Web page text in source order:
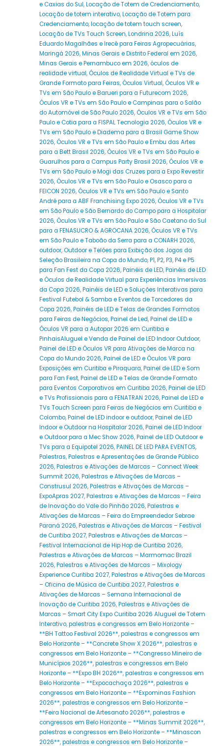
e Caxias do Sul,Locação de Totem de Credenciamento,
Locação de totem interativo,Locação de Totem para
Credenciamento,locação de totem touch screen,
Locação de TVs Touch Screen,Londrina 2026,Luís
Eduardo Magalhães e Irecê para Feiras Agropecuárias,
Maringá 2026,Minas Gerais e Distrito Federal em 2026,
Minas Gerais e Pernambuco em 2026,óculos de
realidade virtual,Óculos de Realidade Virtual e TVs de
Grande Formato para Feiras,Óculos Virtual,Óculos VR e
TVs em São Paulo e Barueri para a Futurecom 2026,
Óculos VR e TVs em São Paulo e Campinas para o Salão
do Automóvel de São Paulo 2026,Óculos VR e TVs em São
Paulo e Cotia para a FISPAL Tecnologia 2026,Óculos VR e
TVs em São Paulo e Diadema para a Brasil Game Show
2026,Óculos VR e TVs em São Paulo e Embu das Artes
para a Bett Brasil 2026,Óculos VR e TVs em São Paulo e
Guarulhos para a Campus Party Brasil 2026,Óculos VR e
TVs em São Paulo e Mogi das Cruzes para a Expo Revestir
2026,Óculos VR e TVs em São Paulo e Osasco para a
FEICON 2026,Óculos VR e TVs em São Paulo e Santo
André para a ABF Franchising Expo 2026,Óculos VR e TVs
em São Paulo e São Bernardo do Campo para a Hospitalar
2026,Óculos VR e TVs em São Paulo e São Caetano do Sul
para a FENASUCRO & AGROCANA 2026,Óculos VR e TVs
em São Paulo e Taboão da Serra para a CONARH 2026,
outdoor,Outdoor e Telões para Exibição dos Jogos da
Seleção Brasileira na Copa do Mundo,P1,P2,P3,P4 e P5
para Fan Fest da Copa 2026,Painéis de LED,Painéis de LED
e Óculos de Realidade Virtual para Experiências Imersivas
da Copa 2026,Painéis de LED e Soluções Interativas para
Festival Futebol & Samba e Eventos de Torcedores da
Copa 2026,Painéis de LED e Telas de Grandes Formatos
para Feiras de Negócios,Painel de Led,Painel de LED e
Óculos VR para a Autopar 2026 em Curitiba e
PinhaisAluguel e Venda de Painel de LED Indoor Outdoor,
Painel de LED e Óculos VR para Ativações de Marca na
Copa do Mundo 2026,Painel de LED e Óculos VR para
Exposições em Curitiba e Piraquara,Painel de LED e Som
para Fan Fest,Painel de LED e Telas de Grande Formato
para Eventos Corporativos em Curitiba 2026,Painel de LED
e TVs Profissionais para a FENATRAN 2026,Painel de LED e
TVs Touch Screen para Feiras de Negócios em Curitiba e
Colombo,Painel de LED indoor e outdoor,Painel de LED
Indoor e Outdoor na Hospitalar 2026,Painel de LED Indoor
e Outdoor para a Mec Show 2026,Painel de LED Outdoor e
TVs para a Equipotel 2026,PAINEL DE LED PARA EVENTOS,
Palestras,Palestras e Apresentações de Grande Público
2026,Palestras e Ativações de Marcas – Connect Week
Summit 2026,Palestras e Ativações de Marcas –
Construsul 2026,Palestras e Ativações de Marcas –
ExpoApras 2027,Palestras e Ativações de Marcas – Feira
de Inovação do Vale do Pinhão 2026,Palestras e
Ativações de Marcas – Feira do Empreendedor Sebrae
Paraná 2026,Palestras e Ativações de Marcas – Festival
de Curitiba 2027,Palestras e Ativações de Marcas –
Festival Internacional de Hip Hop de Curitiba 2026,
Palestras e Ativações de Marcas – Marmomac Brazil
2026,Palestras e Ativações de Marcas – Mixology
Experience Curitiba 2027,Palestras e Ativações de Marcas
– Oficina de Música de Curitiba 2027,Palestras e
Ativações de Marcas – Semana Internacional de
Inovação de Curitiba 2026,Palestras e Ativações de
Marcas – Smart City Expo Curitiba 2026 Aluguel de Totem
Interativo,palestras e congressos em Belo Horizonte –
**BH Tattoo Festival 2026**,palestras e congressos em
Belo Horizonte – **Concrete Show X 2026**,palestras e
congressos em Belo Horizonte – **Congresso Mineiro de
Municípios 2026**,palestras e congressos em Belo
Horizonte – **Expo BH 2026**,palestras e congressos em
Belo Horizonte – **Expocachaça 2026**,palestras e
congressos em Belo Horizonte – **Expominas Fashion
2026**,palestras e congressos em Belo Horizonte –
**Feira Nacional de Artesanato 2026**,palestras e
congressos em Belo Horizonte – **Minas Summit 2026**,
palestras e congressos em Belo Horizonte – **Minascon
2026**,palestras e congressos em Belo Horizonte –